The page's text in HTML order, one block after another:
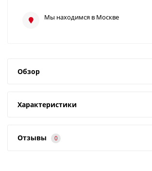
Мы находимся в Москве
Обзор
Характеристики
Отзывы 0